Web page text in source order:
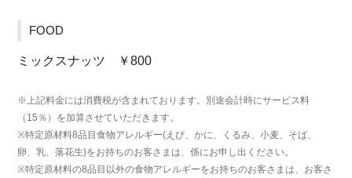
FOOD
ミックスナッツ ￥800
※上記料金には消費税が含まれております。別途会計時にサービス料
（15％）を加算させていただきます。
※特定原材料8品目食物アレルギー(えび、かに、くるみ、小麦、そば、
卵、乳、落花生)をお持ちのお客さまは、係にお申し出ください。
※特定原材料の8品目以外の食物アレルギーをお持ちのお客さまは、お客さ